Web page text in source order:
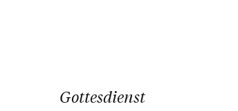
Gottesdienst